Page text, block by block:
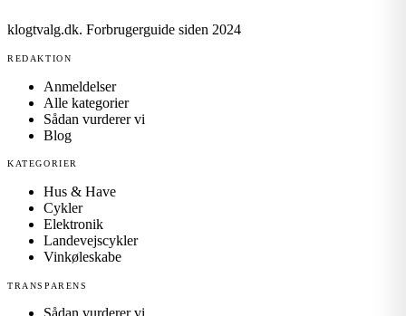
klogtvalg.dk. Forbrugerguide siden 2024
REDAKTION
Anmeldelser
Alle kategorier
Sådan vurderer vi
Blog
KATEGORIER
Hus & Have
Cykler
Elektronik
Landevejscykler
Vinkøleskabe
TRANSPARENS